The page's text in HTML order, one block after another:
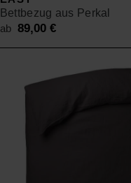
Bettbezug aus Perkal
ab 89,00 €